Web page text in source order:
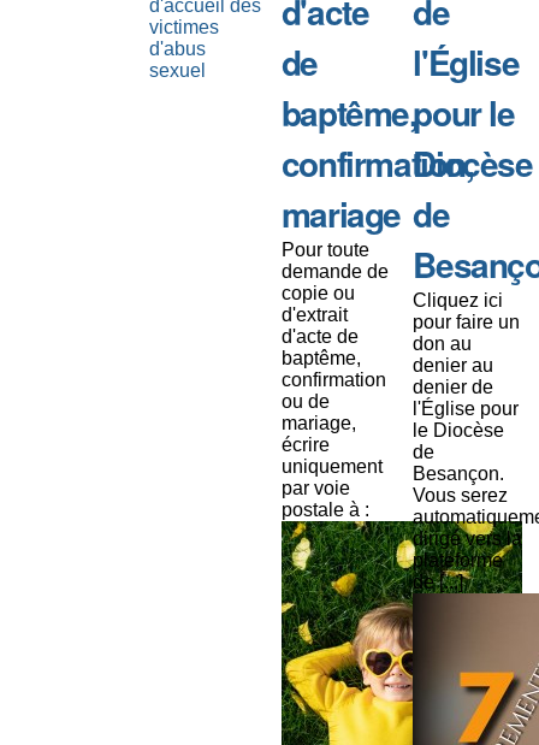
d'accueil des
victimes
d'abus
sexuel
d'acte
de
baptême,
confirmation,
mariage
Pour toute
demande de
copie ou
d'extrait
d'acte de
baptême,
confirmation
ou de
mariage,
écrire
uniquement
par voie
postale à :
de
l'Église
pour le
Diocèse
de
Cliquez ici
pour faire un
don au
denier au
denier de
l'Église pour
le Diocèse
de
Besançon.
Vous serez
dirigé vers la
plateforme
de [...]